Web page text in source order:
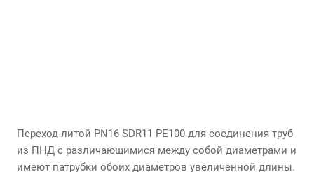
Переход литой PN16 SDR11 PE100 для соединения труб
из ПНД с различающимися между собой диаметрами и
имеют патрубки обоих диаметров увеличенной длины.